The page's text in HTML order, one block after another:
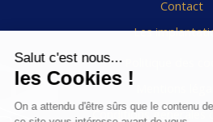
Contact
Les
Conditions générales